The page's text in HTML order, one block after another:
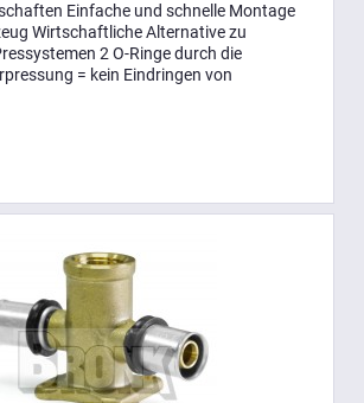
Einfache und schnelle Montage
Wirtschaftliche Alternative zu
2 O-Ringe durch die
= kein Eindringen von